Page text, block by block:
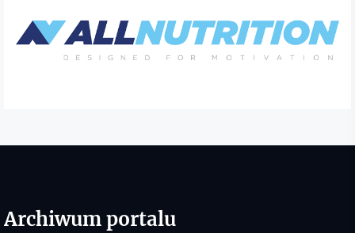
Archiwum portalu